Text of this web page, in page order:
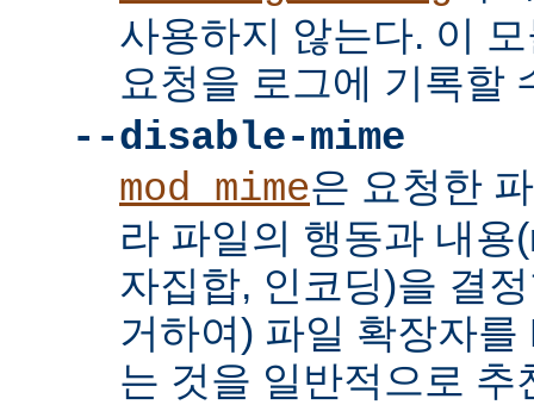
사용하지 않는다. 이
요청을 로그에 기록할
--disable-mime
mod_mime은 요청한
라 파일의 행동과 내용
자집합, 인코딩)을 결
거하여) 파일 확장자
는 것을 일반적으로 추